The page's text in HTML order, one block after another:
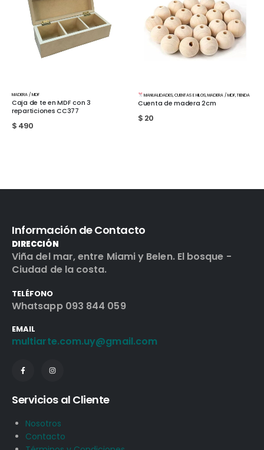
MANUALIDADES
Cuenta de madera 2cm
MADERA / MDF
Marco de MDF A2
$1.350
Información de Contacto
DIRECCIÓN
Viña del mar, entre Miami y Belen. El bosque -
Ciudad de la costa.
TELÉFONO
Whatsapp 093 844 059
EMAIL
multiarte.com.uy@gmail.com
Servicios al Cliente
Nosotros
Contacto